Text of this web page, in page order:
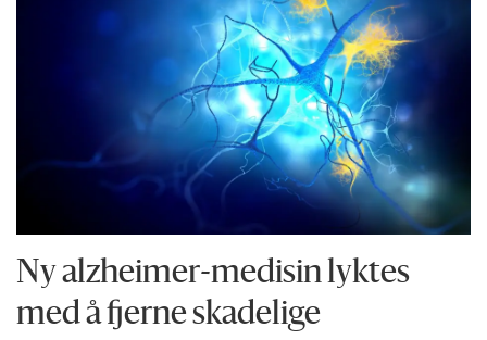
Ny alzheimer-medisin lyktes
med å fjerne skadelige